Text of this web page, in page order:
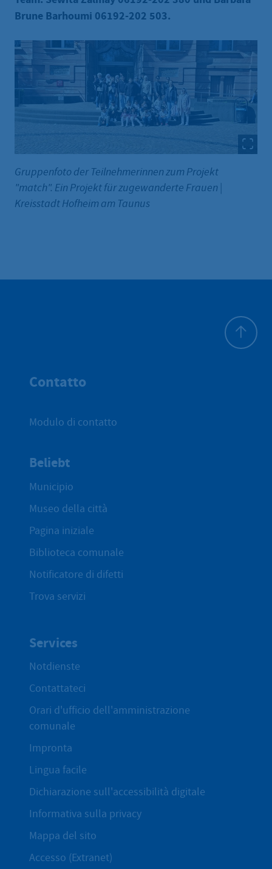
Brune Barhoumi 06192-202 503.
Gruppenfoto der Teilnehmerinnen zum Projekt
"match". Ein Projekt für zugewanderte Frauen
Kreisstadt Hofheim am Taunus
Contatto
Modulo di contatto
Beliebt
Municipio
Museo della città
Pagina iniziale
Biblioteca comunale
Notificatore di difetti
Trova servizi
Services
Notdienste
Contattateci
Orari d'ufficio dell'amministrazione
comunale
Impronta
Lingua facile
Dichiarazione sull'accessibilità digitale
Informativa sulla privacy
Mappa del sito
Accesso (Extranet)